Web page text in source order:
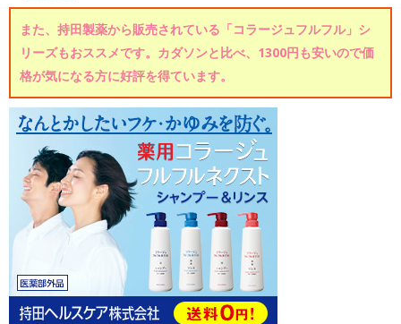
また、持田製薬から販売されている「コラージュフルフル」シ
リーズもおススメです。カダソンと比べ、1300円も安いので価
格が気になる方に好評を得ています。